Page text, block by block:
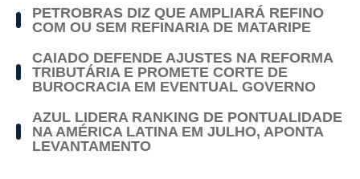
PETROBRAS DIZ QUE AMPLIARÁ REFINO
COM OU SEM REFINARIA DE MATARIPE
CAIADO DEFENDE AJUSTES NA REFORMA
TRIBUTÁRIA E PROMETE CORTE DE
BUROCRACIA EM EVENTUAL GOVERNO
AZUL LIDERA RANKING DE PONTUALIDADE
NA AMÉRICA LATINA EM JULHO, APONTA
LEVANTAMENTO